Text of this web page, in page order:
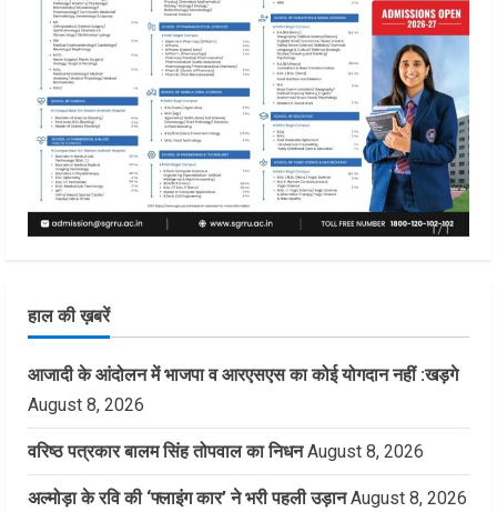
हाल की ख़बरें
आजादी के आंदोलन में भाजपा व आरएसएस का कोई योगदान नहीं :खड़गे
August 8, 2026
वरिष्ठ पत्रकार बालम सिंह तोपवाल का निधन August 8, 2026
अल्मोड़ा के रवि की ‘फ्लाइंग कार’ ने भरी पहली उड़ान August 8, 2026